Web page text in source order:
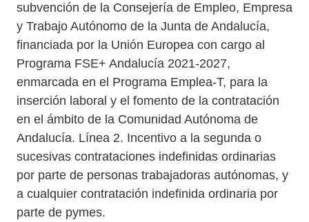
subvención de la Consejería de Empleo, Empresa
y Trabajo Autónomo de la Junta de Andalucía,
financiada por la Unión Europea con cargo al
Programa FSE+ Andalucía 2021-2027,
enmarcada en el Programa Emplea-T, para la
inserción laboral y el fomento de la contratación
en el ámbito de la Comunidad Autónoma de
Andalucía. Línea 2. Incentivo a la segunda o
sucesivas contrataciones indefinidas ordinarias
por parte de personas trabajadoras autónomas, y
a cualquier contratación indefinida ordinaria por
parte de pymes.